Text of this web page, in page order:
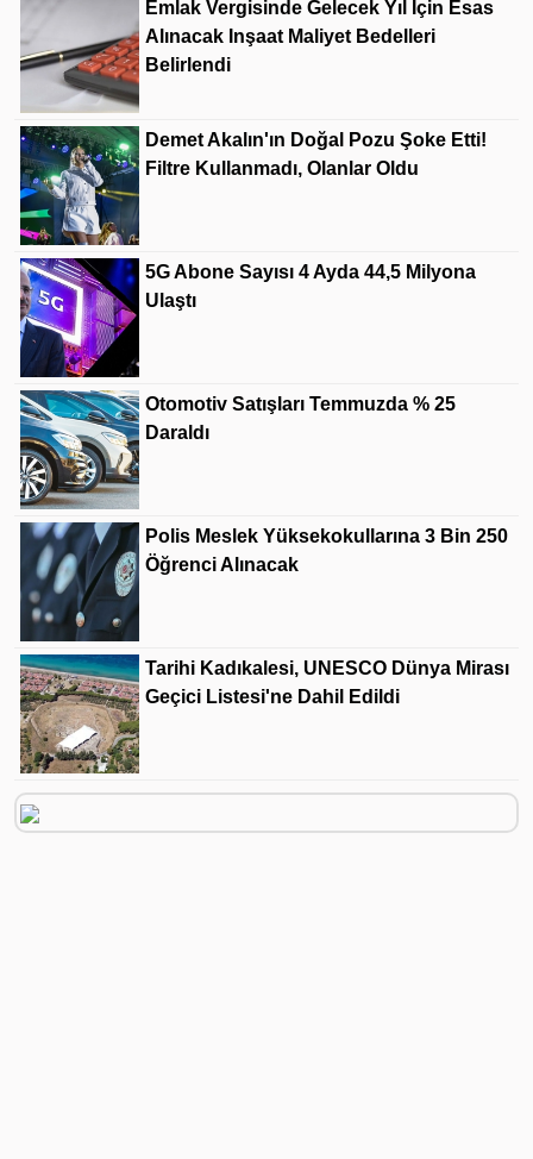
Emlak Vergisinde Gelecek Yıl Için Esas
Alınacak Inşaat Maliyet Bedelleri
Belirlendi
Demet Akalın'ın Doğal Pozu Şoke Etti!
Filtre Kullanmadı, Olanlar Oldu
5G Abone Sayısı 4 Ayda 44,5 Milyona
Ulaştı
Otomotiv Satışları Temmuzda % 25
Daraldı
Polis Meslek Yüksekokullarına 3 Bin 250
Öğrenci Alınacak
Tarihi Kadıkalesi, UNESCO Dünya Mirası
Geçici Listesi'ne Dahil Edildi